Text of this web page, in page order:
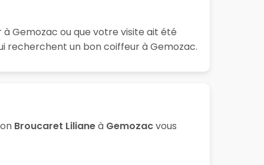
Gemozac ou que votre visite ait été
recherchent un bon coiffeur à Gemozac.
Broucaret Lilianeà Gemozacvous